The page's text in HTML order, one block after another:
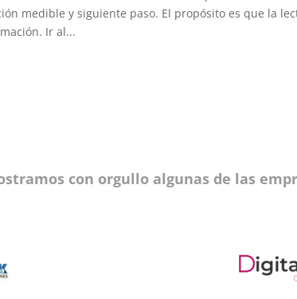
medible y siguiente paso. El propósito es que la
Ir al...
con orgullo algunas de las